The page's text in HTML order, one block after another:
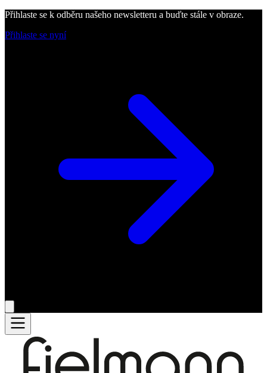
Přihlaste se k odběru našeho newsletteru a buďte stále v obraze.
Přihlaste se nyní